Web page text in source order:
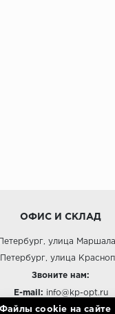
ОФИС И СКЛАД
улица Маршала
улица
Звоните нам:
E-mail: info@kp-opt.ru
Режим работы
Файлы cookie на сайте